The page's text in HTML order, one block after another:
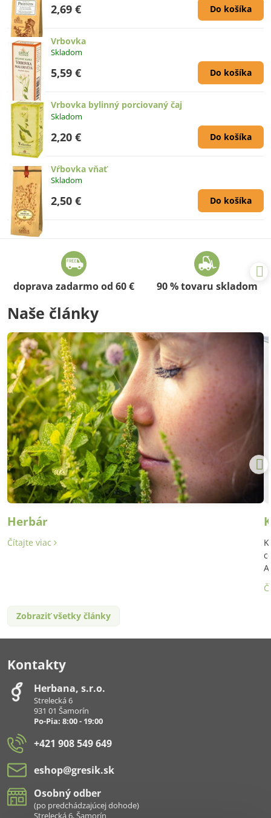
2,69 € Do košíka
Vrbovka
Skladom
5,59 € Do košíka
Vrbovka bylinný porciovaný čaj
Skladom
2,20 € Do košíka
Vŕbovka vňať
Skladom
2,50 € Do košíka
doprava zadarmo od 60 € 90 % tovaru skladom
Naše články
Herbár
Čítajte viac
Zobraziť všetky články
Kontakty
Herbana, s​.r​.o​.
Strelecká 6
931 01 Šamorín
Po-Pia: 8:00 - 19:00
+421 908 549 649
eshop​@gresik​.sk
Osobný odber
(po predchádzajúcej dohode)